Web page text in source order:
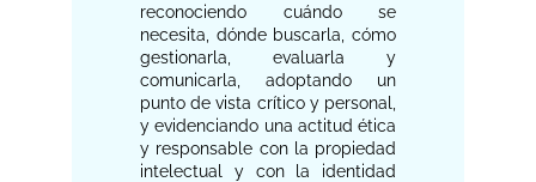
reconociendo cuándo se
necesita, dónde buscarla, cómo
gestionarla, evaluarla y
comunicarla, adoptando un
punto de vista crítico y personal,
y evidenciando una actitud ética
y responsable con la propiedad
intelectual y con la identidad